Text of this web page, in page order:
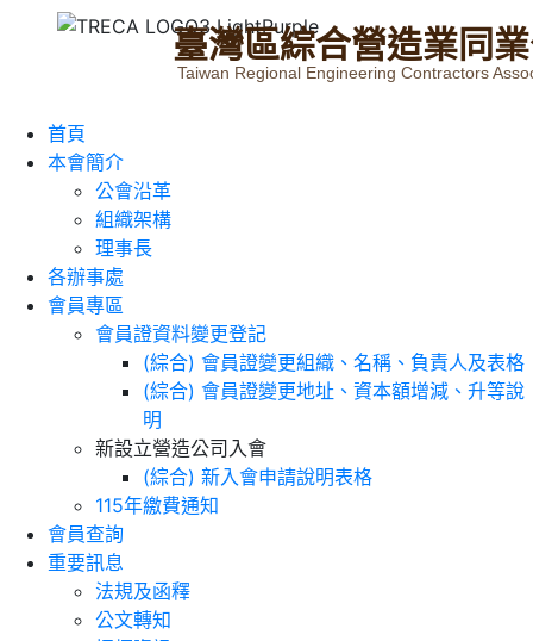
臺灣區綜合營造業同業
Taiwan Regional Engineering Contractors
首頁
本會簡介
公會沿革
組織架構
理事長
各辦事處
會員專區
會員證資料變更登記
(綜合) 會員證變更組織、名稱、負責人及表格
(綜合) 會員證變更地址、資本額增減、升等說
明
新設立營造公司入會
(綜合) 新入會申請說明表格
115年繳費通知
會員查詢
重要訊息
法規及函釋
公文轉知